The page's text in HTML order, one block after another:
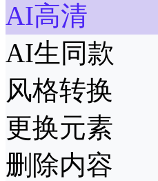
AI高清
AI生同款
风格转换
更换元素
删除内容